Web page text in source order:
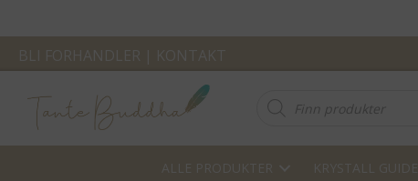
BLI FORHANDLER | KONTAKT
Products
search
ALLE PRODUKTER KRYSTALL GUIDE